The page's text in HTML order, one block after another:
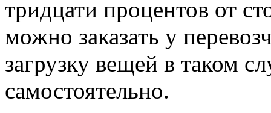
тридцати процентов от
можно заказать у
загрузку вещей в таком
самостоятельно.